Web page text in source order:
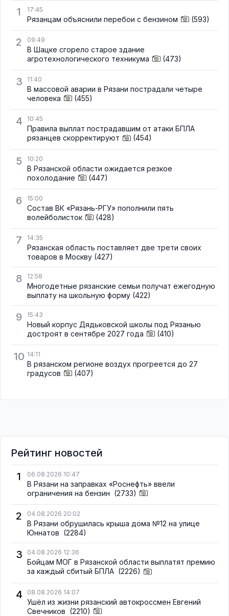
1 17:45
Рязанцам объяснили перебои с бензином (593)
2 09:49
В Шацке сгорело старое здание
агротехнологического техникума
(473)
3 11:40
В массовой аварии в Рязани пострадали четыре
человека
(455)
4 10:45
Правила выплат пострадавшим от атаки БПЛА
рязанцев скорректируют
(454)
5 10:20
В Рязанской области ожидается резкое
похолодание
(447)
6 15:00
Состав ВК «Рязань-РГУ» пополнили пять
волейболисток
(428)
7 14:35
Рязанская область поставляет две трети своих
товаров в Москву (427)
8 12:58
Многодетные рязанские семьи получат ежегодную
выплату на школьную форму (422)
9 15:43
Новый корпус Дядьковской школы под Рязанью
достроят в сентябре 2027 года
(410)
10 14:11
В рязанском регионе воздух прогреется до 27
градусов
(407)
Рейтинг новостей
1
06.08.2026 10:47
В Рязани на заправках «Роснефть» ввели
ограничения на бензин (2733)
2 04.08.2026 20:02
В Рязани обрушилась крыша дома №12 на улице
Юннатов (2284)
3 04.08.2026 12:36
Бойцам МОГ в Рязанской области выплатят премию
за каждый сбитый БПЛА (2226)
4 08.08.2026 14:07
Ушёл из жизни рязанский автокроссмен Евгений
Свечников (2210)